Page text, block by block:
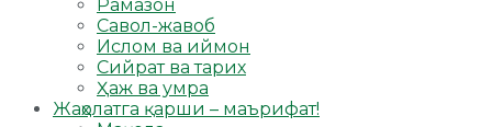
Рамазон
Савол-жавоб
Ислом ва иймон
Сийрат ва тарих
Ҳаж ва умра
Жаҳолатга қарши – маърифат!